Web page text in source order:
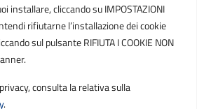
installare, cliccando su IMPOSTAZIONI
rifiutarne l’installazione dei cookie
sul pulsante RIFIUTA I COOKIE NON
consulta la relativa sulla
.